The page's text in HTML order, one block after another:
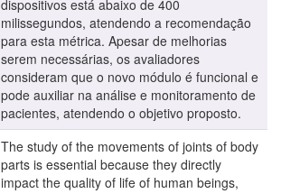
dispositivos está abaixo de 400
milissegundos, atendendo a recomendação
para esta métrica. Apesar de melhorias
serem necessárias, os avaliadores
consideram que o novo módulo é funcional e
pode auxiliar na análise e monitoramento de
pacientes, atendendo o objetivo proposto.
The study of the movements of joints of body
parts is essential because they directly
impact the quality of life of human beings,